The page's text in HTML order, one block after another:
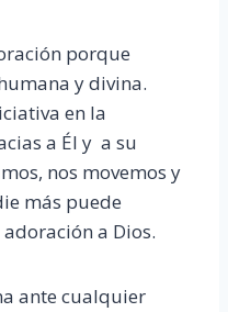
porque
y divina.
en la
a Él y a su
nos movemos y
más puede
a Dios.
ante cualquier